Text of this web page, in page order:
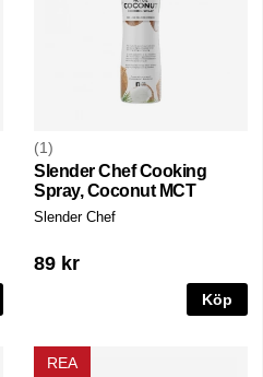
1
Slender Chef Cooking
Spray, Coconut MCT
Slender Chef
89 kr
Köp
REA